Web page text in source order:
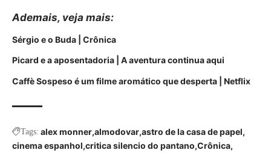
Ademais, veja mais:
Sérgio e o Buda | Crônica
Picard e a aposentadoria | A aventura continua aqui
Caffè Sospeso é um filme aromático que desperta | Netflix
Tags: alex monner almodovar astro de la casa de papel
cinema espanhol critica silencio do pantano Crônica